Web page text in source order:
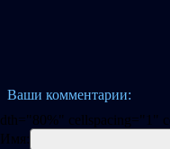
Ваши комментарии:
dth="80%" cellspacing="1"
Имя: